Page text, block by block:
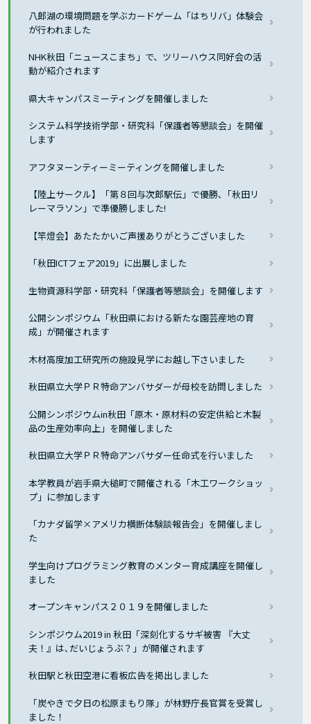
八郎湖の環境問題を学ぶカードゲーム「はちリバ」体験会
が行われました
NHK秋田「ニュースこまち」で、ツリーハウス同好会の活
動が紹介されます
県大キャンパスミーティングを開催しました
システム科学技術学部・研究科「保護者等懇談会」を開催
します
アフタヌーンティーミーティングを開催しました
【陸上サークル】「第８回与次郎駅伝」で優勝､「秋田リ
レーマラソン」で準優勝しました!
【竿燈会】あたたかいご声援ありがとうございました
「秋田ICTフェア2019」に出展しました
生物資源科学部・研究科「保護者等懇談会」を開催します
公開シンポジウム「秋田県における新たな園芸産地の育
成」が開催されます
木材高度加工研究所の施設見学にお越し下さいました
秋田県立大学ＰＲ特命アンバサダーが母校を訪問しました
公開シンポジウムin秋田「原木・原材料の安定供給と木製
品の生産効率向上」を開催しました
秋田県立大学ＰＲ特命アンバサダー任命式を行いました
本学教員が岩手県大槌町で開催される「木工ワークショッ
プ」に参加します
「カナダ留学×アメリカ横断体験談報告会」を開催しまし
た
学生向けプログラミング教育のメンター育成講座を開催し
ました
オープンキャンパス２０１９を開催しました
シンポジウム2019 in 秋田「深刻化するサギ被害 『大丈
夫！』は､だいじょうぶ？」が開催されます
秋田駅と秋田空港に看板広告を掲出しました
「炭やきで夕日の松原まもり隊」が林野庁長官賞を受賞し
ました！